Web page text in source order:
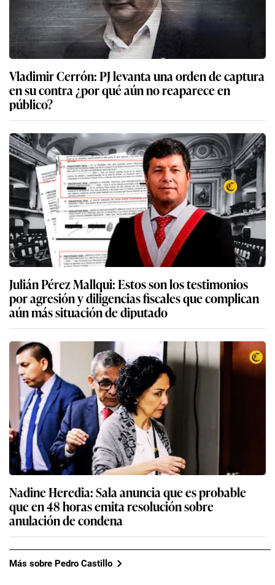
Vladimir Cerrón: PJ levanta una orden de captura
en su contra ¿por qué aún no reaparece en
público?
Julián Pérez Mallqui: Estos son los testimonios
por agresión y diligencias fiscales que complican
aún más situación de diputado
Nadine Heredia: Sala anuncia que es probable
que en 48 horas emita resolución sobre
anulación de condena
Más sobre Pedro Castillo